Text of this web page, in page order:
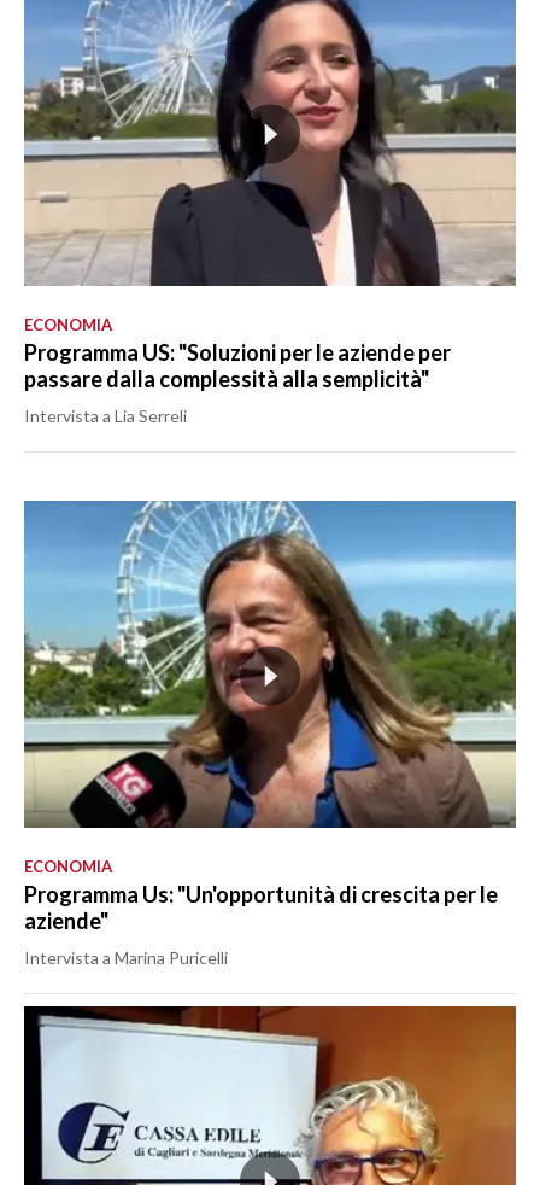
ECONOMIA
Programma US: "Soluzioni per le aziende per
passare dalla complessità alla semplicità"
Intervista a Lia Serreli
ECONOMIA
Programma Us: "Un'opportunità di crescita per le
aziende"
Intervista a Marina Puricelli